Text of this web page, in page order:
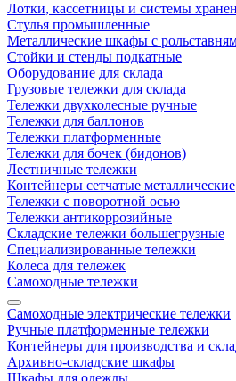
Лотки, кассетницы и системы
Стулья промышленные
Металлические шкафы с
Стойки и стенды подкатные
Оборудование для склада
Грузовые тележки для склада
Тележки двухколесные ручные
Тележки для баллонов
Тележки платформенные
Тележки для бочек (бидонов)
Лестничные тележки
Контейнеры сетчатые металлические
Тележки с поворотной осью
Тележки антикоррозийные
Складские тележки большегрузные
Специализированные тележки
Колеса для тележек
Самоходные тележки
Самоходные электрические тележки
Ручные платформенные тележки
Контейнеры для производства и
Архивно-складские шкафы
Шкафы для одежды